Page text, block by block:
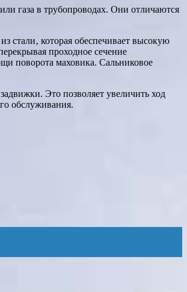
газа в трубопроводах. Они отличаются
стали‚ которая обеспечивает высокую
проходное сечение
поворота маховика. Сальниковое
Это позволяет увеличить ход
обслуживания.